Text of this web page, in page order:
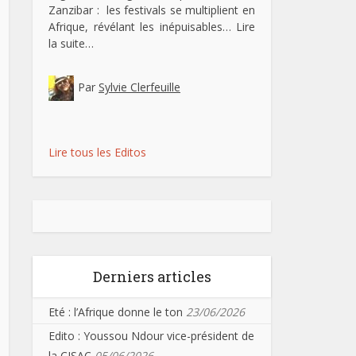
Zanzibar : les festivals se multiplient en
Afrique, révélant les inépuisables… Lire
la suite…
Par Sylvie Clerfeuille
Lire tous les Editos
Derniers articles
Eté : l’Afrique donne le ton 23/06/2026
Edito : Youssou Ndour vice-président de